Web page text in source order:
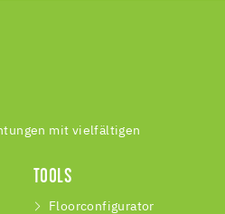
mit vielfältigen
TOOLS
Floorconfigurator